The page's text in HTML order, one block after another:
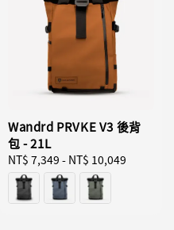
Wandrd PRVKE V3 後背
包 - 21L
Regular
price
NT$ 7,349 - NT$ 10,049